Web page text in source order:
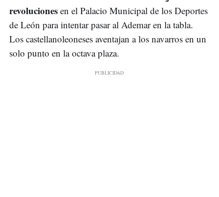
revoluciones en el Palacio Municipal de los Deportes
de León para intentar pasar al Ademar en la tabla.
Los castellanoleoneses aventajan a los navarros en un
solo punto en la octava plaza.